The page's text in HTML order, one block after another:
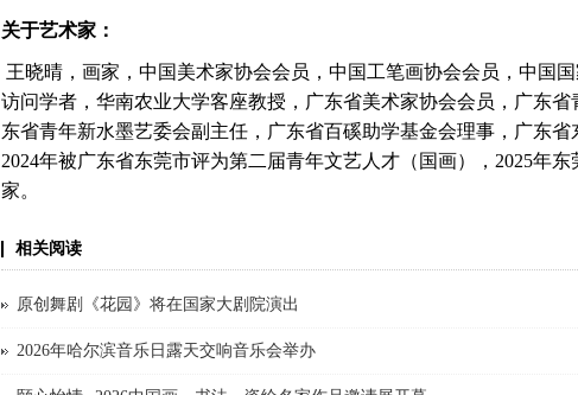
关于艺术家：
王晓晴，画家，中国美术家协会会员，中国工笔画协会会员，中国
访问学者，华南农业大学客座教授，广东省美术家协会会员，广东
东省青年新水墨艺委会副主任，广东省百磎助学基金会理事，广东省
2024年被广东省东莞市评为第二届青年文艺人才（国画），2025年
家。
相关阅读
原创舞剧《花园》将在国家大剧院演出
2026年哈尔滨音乐日露天交响音乐会举办